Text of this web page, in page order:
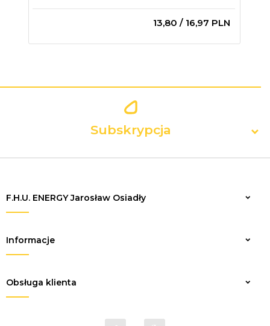
13,80 / 16,97 PLN
Subskrypcja
Zapisz
F.H.U. ENERGY Jarosław Osiadły
sklep@elektrykaenergy.pl
Informacje
Obsługa klienta